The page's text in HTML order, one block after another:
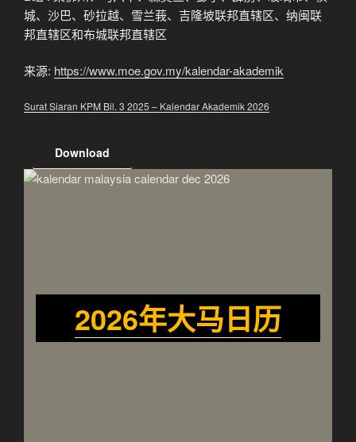
城、沙巴、砂拉越、雪兰莪、吉隆坡联邦直辖区、纳闽联
邦直辖区和布城联邦直辖区
来源: https://www.moe.gov.my/kalendar-akademik
Surat Siaran KPM Bil. 3 2025 – Kalendar Akademik 2026
Download
2026年大马日历